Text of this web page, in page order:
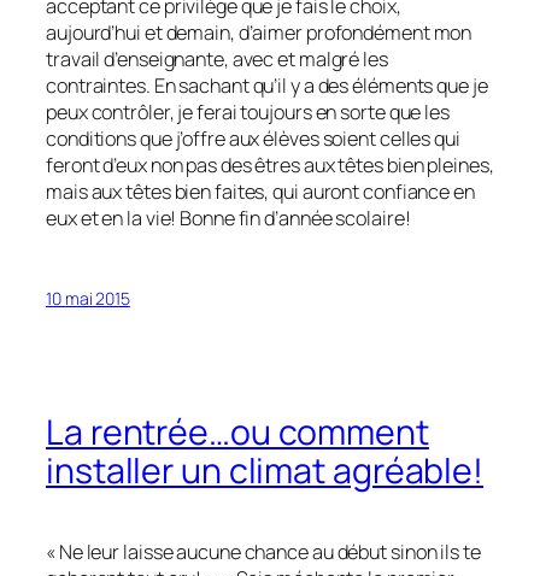
acceptant ce privilège que je fais le choix,
aujourd’hui et demain, d’aimer profondément mon
travail d’enseignante, avec et malgré les
contraintes. En sachant qu’il y a des éléments que je
peux contrôler, je ferai toujours en sorte que les
conditions que j’offre aux élèves soient celles qui
feront d’eux non pas des êtres aux têtes bien pleines,
mais aux têtes bien faites, qui auront confiance en
eux et en la vie! Bonne fin d’année scolaire!
10 mai 2015
La rentrée…ou comment
installer un climat agréable!
« Ne leur laisse aucune chance au début sinon ils te